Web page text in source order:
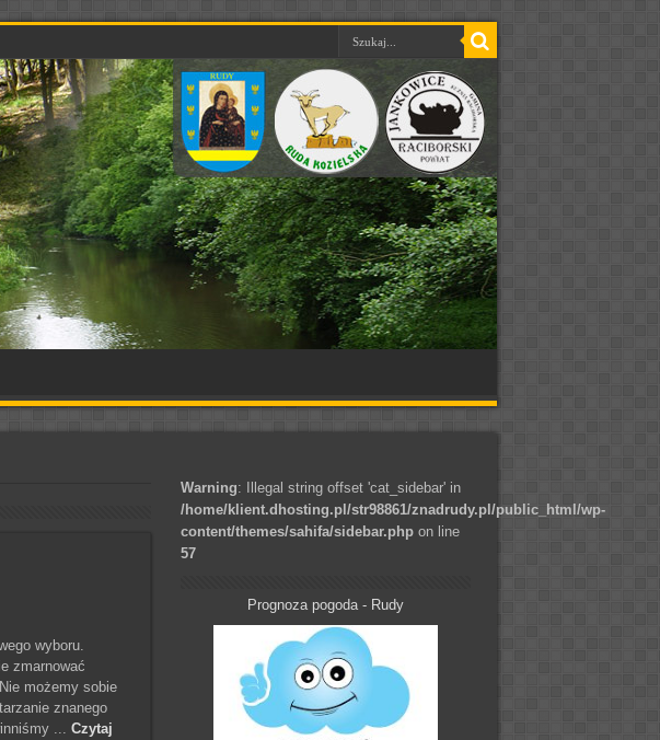
wyboru.
zmarnować
możemy sobie
znanego
... Czytaj
Warning: Illegal string offset 'cat_sidebar' in
/home/klient.dhosting.pl/str98861/znadrudy.pl/public_html/wp-
content/themes/sahifa/sidebar.phpon line
57
Prognoza pogoda - Rudy